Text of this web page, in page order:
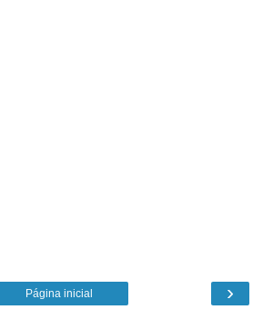
›
Página inicial